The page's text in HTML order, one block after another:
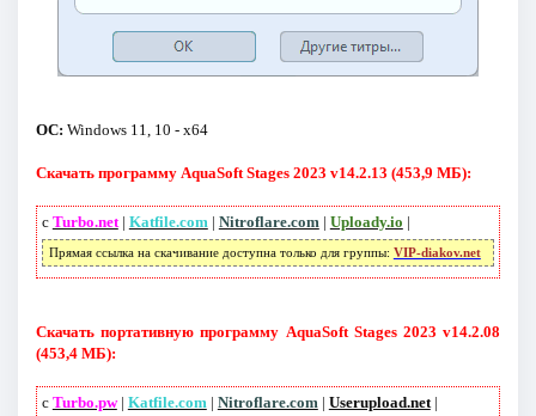
ОС: Windows 11, 10 - x64
Скачать программу AquaSoft Stages 2023 v14.2.13 (453,9 МБ):
с Turbo.net| Katfile.com| Nitroflare.com| Uploady.io |
Прямая ссылка на скачивание доступна только для группы: VIP-diakov.net
Скачать портативную программу AquaSoft Stages 2023 v14.2.08
(453,4 МБ):
с Turbo.pw| Katfile.com| Nitroflare.com| Userupload.net|